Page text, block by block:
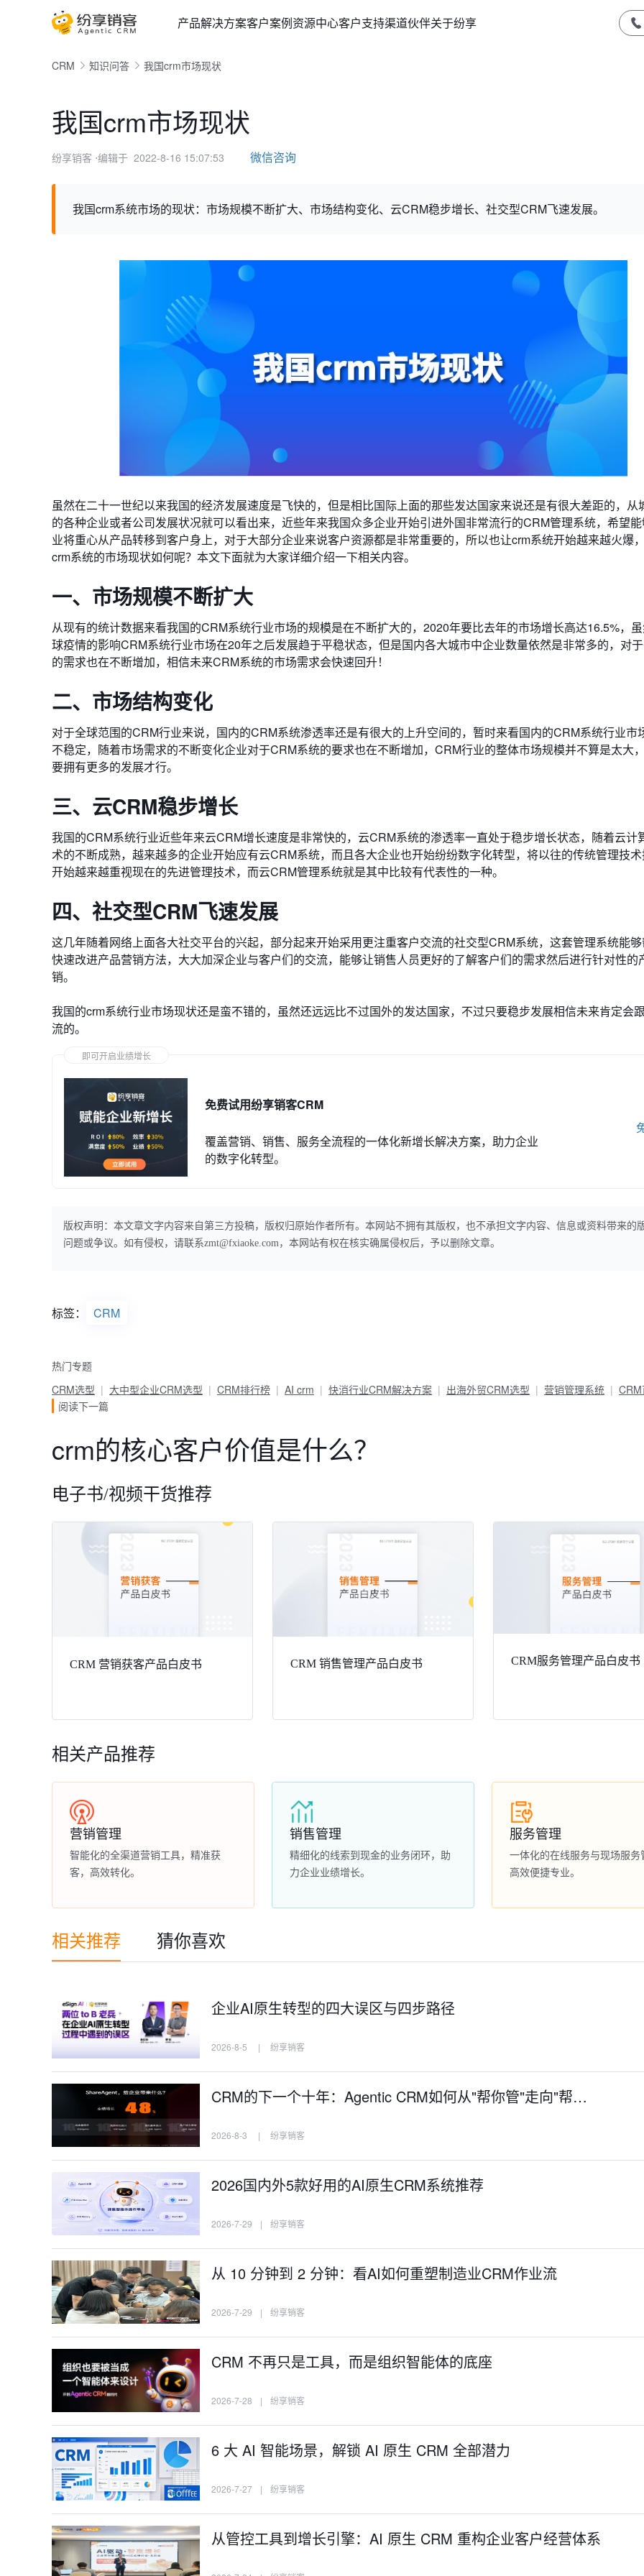
产品解决方案客户案例资源中心客户支持渠道伙伴关于纷享
CRM 知识问答 我国crm市场现状
我国crm市场现状
纷享销客 ⋅编辑于 2022-8-16 15:07:53 微信咨询
我国crm系统市场的现状：市场规模不断扩大、市场结构变化、云CRM稳步增长、社交型CRM飞速发展。
虽然在二十一世纪以来我国的经济发展速度是飞快的，但是相比国际上面的那些发达国家来说还是有很大差距的，从
的各种企业或者公司发展状况就可以看出来，近些年来我国众多企业开始引进外国非常流行的CRM管理系统，希望
业将重心从产品转移到客户身上，对于大部分企业来说客户资源都是非常重要的，所以也让crm系统开始越来越火爆
crm系统的市场现状如何呢？本文下面就为大家详细介绍一下相关内容。
一、市场规模不断扩大
从现有的统计数据来看我国的CRM系统行业市场的规模是在不断扩大的，2020年要比去年的市场增长高达16.5%，
球疫情的影响CRM系统行业市场在20年之后发展趋于平稳状态，但是国内各大城市中企业数量依然是非常多的，对于
的需求也在不断增加，相信未来CRM系统的市场需求会快速回升！
二、市场结构变化
对于全球范围的CRM行业来说，国内的CRM系统渗透率还是有很大的上升空间的，暂时来看国内的CRM系统行业市
不稳定，随着市场需求的不断变化企业对于CRM系统的要求也在不断增加，CRM行业的整体市场规模并不算是太大
要拥有更多的发展才行。
三、云CRM稳步增长
我国的CRM系统行业近些年来云CRM增长速度是非常快的，云CRM系统的渗透率一直处于稳步增长状态，随着云计
术的不断成熟，越来越多的企业开始应有云CRM系统，而且各大企业也开始纷纷数字化转型，将以往的传统管理技
开始越来越重视现在的先进管理技术，而云CRM管理系统就是其中比较有代表性的一种。
四、社交型CRM飞速发展
这几年随着网络上面各大社交平台的兴起，部分起来开始采用更注重客户交流的社交型CRM系统，这套管理系统能
快速改进产品营销方法，大大加深企业与客户们的交流，能够让销售人员更好的了解客户们的需求然后进行针对性的
销。
我国的crm系统行业市场现状还是蛮不错的，虽然还远远比不过国外的发达国家，不过只要稳步发展相信未来肯定会
流的。
即可开启业绩增长
免费试用纷享销客CRM
覆盖营销、销售、服务全流程的一体化新增长解决方案，助力企业
的数字化转型。
版权声明：本文章文字内容来自第三方投稿，版权归原始作者所有。本网站不拥有其版权，也不承担文字内容、信息或资料带来的
问题或争议。如有侵权，请联系zmt@fxiaoke.com，本网站有权在核实确属侵权后，予以删除文章。
标签： CRM
热门专题
CRM选型
大中型企业CRM选型 CRM排行榜 AI crm 快消行业CRM解决方案 出海外贸CRM选型 营销管理系统
阅读下一篇
crm的核心客户价值是什么？
电子书/视频干货推荐
CRM 营销获客产品白皮书 CRM 销售管理产品白皮书 CRM服务管理产品白皮书
相关产品推荐
营销管理
智能化的全渠道营销工具，精准获
客，高效转化。
销售管理
精细化的线索到现金的业务闭环，助
力企业业绩增长。
服务管理
一体化的在线服务与现场服务
高效便捷专业。
相关推荐 猜你喜欢
企业AI原生转型的四大误区与四步路径
2026-8-5 | 纷享销客
CRM的下一个十年：Agentic CRM如何从"帮你管"走向"帮…
2026-8-3 | 纷享销客
2026国内外5款好用的AI原生CRM系统推荐
2026-7-29 | 纷享销客
从 10 分钟到 2 分钟：看AI如何重塑制造业CRM作业流
2026-7-29 | 纷享销客
CRM 不再只是工具，而是组织智能体的底座
2026-7-28 | 纷享销客
6 大 AI 智能场景，解锁 AI 原生 CRM 全部潜力
2026-7-27 | 纷享销客
从管控工具到增长引擎：AI 原生 CRM 重构企业客户经营体系